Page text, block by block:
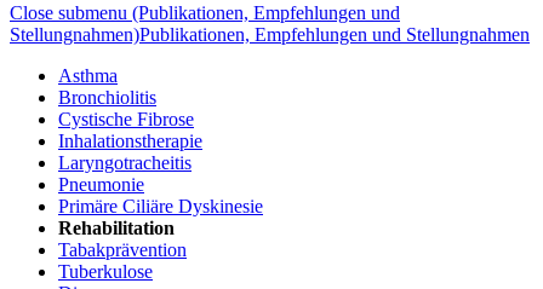
Close submenu (Publikationen, Empfehlungen und
Stellungnahmen)Publikationen, Empfehlungen und Stellungnahmen
Asthma
Bronchiolitis
Cystische Fibrose
Inhalationstherapie
Laryngotracheitis
Pneumonie
Primäre Ciliäre Dyskinesie
Rehabilitation
Tabakprävention
Tuberkulose